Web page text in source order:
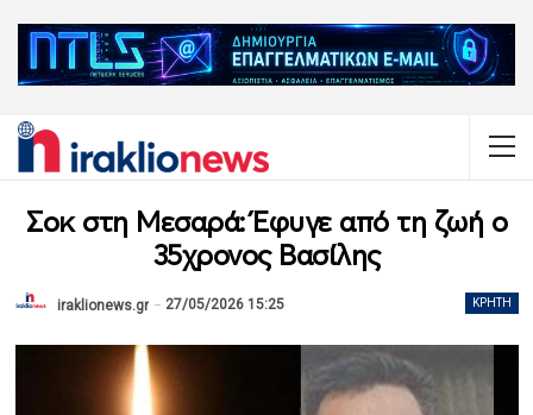
Σοκ στη Μεσαρά: Έφυγε από τη ζωή ο
35χρονος Βασίλης
ΚΡΉΤΗ
iraklionews.gr 27/05/2026 15:25